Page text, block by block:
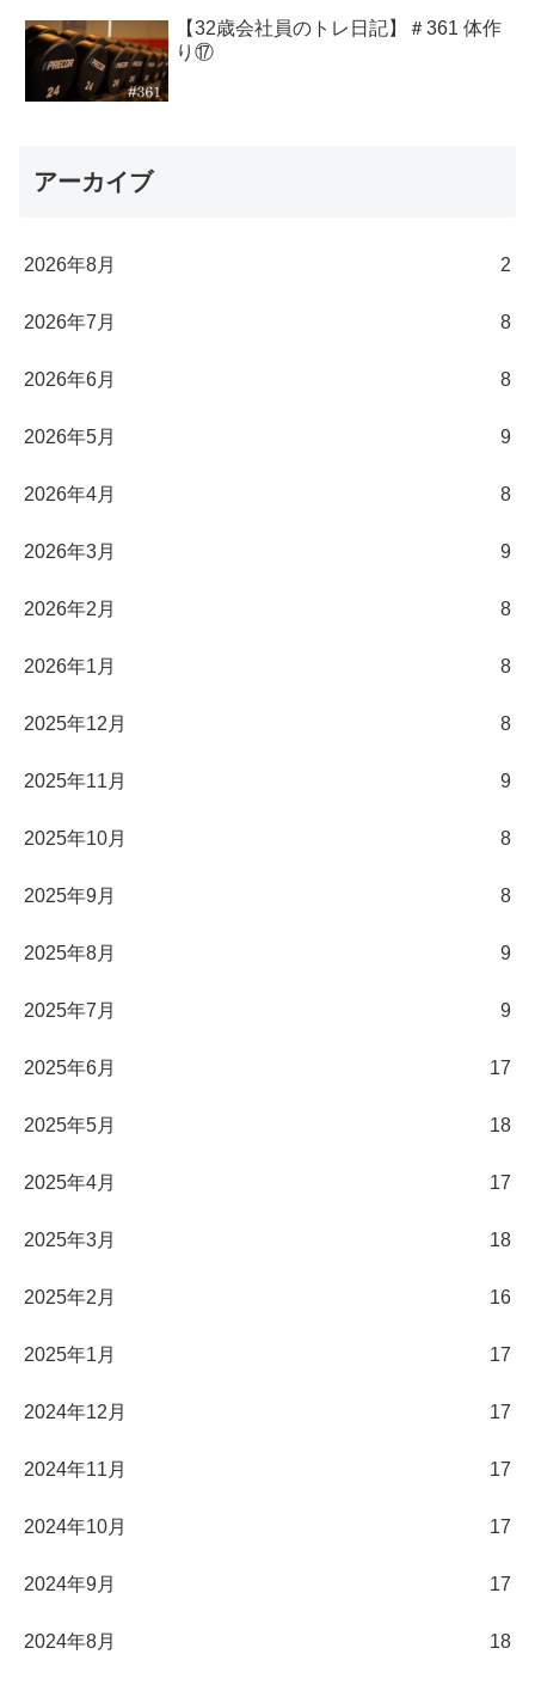
【32歳会社員のトレ日記】＃361 体作
り⑰
アーカイブ
2026年8月 2
2026年7月 8
2026年6月 8
2026年5月 9
2026年4月 8
2026年3月 9
2026年2月 8
2026年1月 8
2025年12月 8
2025年11月 9
2025年10月 8
2025年9月 8
2025年8月 9
2025年7月 9
2025年6月 17
2025年5月 18
2025年4月 17
2025年3月 18
2025年2月 16
2025年1月 17
2024年12月 17
2024年11月 17
2024年10月 17
2024年9月 17
2024年8月 18